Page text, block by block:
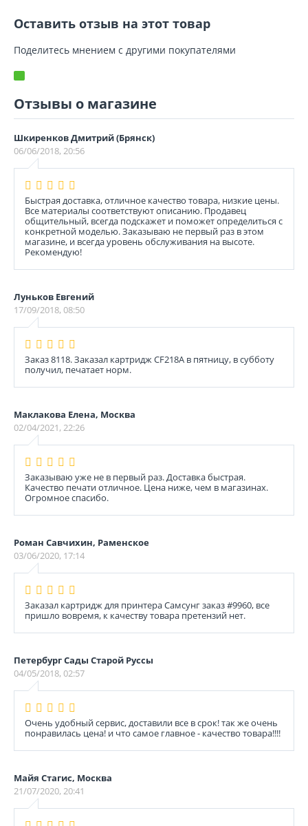
Оставить отзыв на этот товар
Поделитесь мнением с другими покупателями
Отзывы о магазине
Шкиренков Дмитрий (Брянск)
06/06/2018, 20:56
Быстрая доставка, отличное качество товара, низкие цены.
Все материалы соответствуют описанию. Продавец
общительный, всегда подскажет и поможет определиться с
конкретной моделью. Заказываю не первый раз в этом
магазине, и всегда уровень обслуживания на высоте.
Рекомендую!
Луньков Евгений
17/09/2018, 08:50
Заказ 8118. Заказал картридж CF218A в пятницу, в субботу
получил, печатает норм.
Маклакова Елена, Москва
02/04/2021, 22:26
Заказываю уже не в первый раз. Доставка быстрая.
Качество печати отличное. Цена ниже, чем в магазинах.
Огромное спасибо.
Роман Савчихин, Раменское
03/06/2020, 17:14
Заказал картридж для принтера Самсунг заказ #9960, все
пришло вовремя, к качеству товара претензий нет.
Петербург Сады Старой Руссы
04/05/2018, 02:57
Очень удобный сервис, доставили все в срок! так же очень
понравилась цена! и что самое главное - качество товара!!!!
Майя Стагис, Москва
21/07/2020, 20:41